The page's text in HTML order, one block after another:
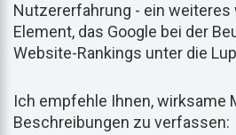
Nutzererfahrung - ein
Element, das Google bei der
Website-Rankings unter die
Ich empfehle Ihnen, wirksame
Beschreibungen zu verfassen: